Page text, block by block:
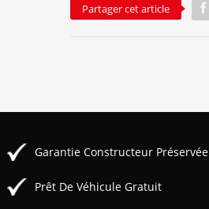
Partager cet article
Garantie Constructeur Préservée
Prêt De Véhicule Gratuit